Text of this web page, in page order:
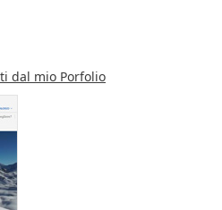
dal mio Porfolio